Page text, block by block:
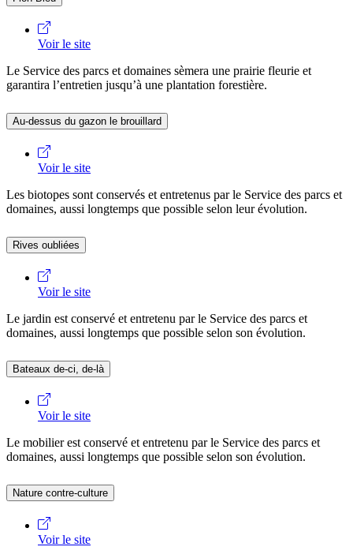
Voir le site
Le Service des parcs et domaines sèmera une prairie fleurie et
garantira l’entretien jusqu’à une plantation forestière.
Au-dessus du gazon le brouillard
Voir le site
Les biotopes sont conservés et entretenus par le Service des parcs et
domaines, aussi longtemps que possible selon leur évolution.
Rives oubliées
Voir le site
Le jardin est conservé et entretenu par le Service des parcs et
domaines, aussi longtemps que possible selon son évolution.
Bateaux de-ci, de-là
Voir le site
Le mobilier est conservé et entretenu par le Service des parcs et
domaines, aussi longtemps que possible selon son évolution.
Nature contre-culture
Voir le site